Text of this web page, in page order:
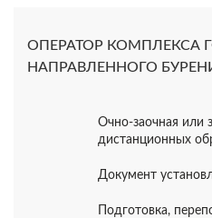
ОПЕРАТОР КОМПЛЕКСА
НАПРАВЛЕННОГО
Очно-заочная или
дистанционных
Документ
Подготовка,